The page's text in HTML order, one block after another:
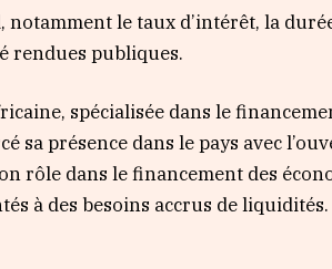
notamment le taux d’intérêt, la
rendues publiques.
spécialisée dans le
sa présence dans le pays avec
rôle dans le financement des
à des besoins accrus de liquidités.